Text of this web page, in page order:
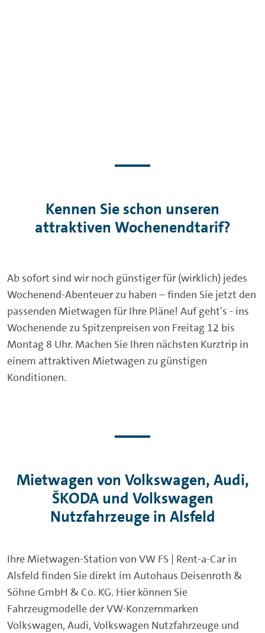
Kennen Sie schon unseren
attraktiven Wochenendtarif?
Ab sofort sind wir noch günstiger für (wirklich) jedes
Wochenend-Abenteuer zu haben – finden Sie jetzt den
passenden Mietwagen für Ihre Pläne! Auf geht's - ins
Wochenende zu Spitzenpreisen von Freitag 12 bis
Montag 8 Uhr. Machen Sie Ihren nächsten Kurztrip in
einem attraktiven Mietwagen zu günstigen
Konditionen.
Mietwagen von Volkswagen, Audi,
ŠKODA und Volkswagen
Nutzfahrzeuge in Alsfeld
Ihre Mietwagen-Station von VW FS | Rent-a-Car in
Alsfeld finden Sie direkt im Autohaus Deisenroth &
Söhne GmbH & Co. KG. Hier können Sie
Fahrzeugmodelle der VW-Konzernmarken
Volkswagen, Audi, Volkswagen Nutzfahrzeuge und